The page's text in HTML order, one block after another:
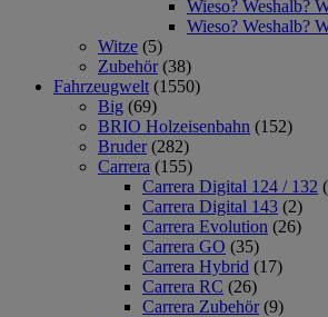
Wieso? Weshalb?
Wieso? Weshalb?
Witze (5)
Zubehör (38)
Fahrzeugwelt (1550)
Big (69)
BRIO Holzeisenbahn (152)
Bruder (282)
Carrera (155)
Carrera Digital 124 / 132
Carrera Digital 143 (2)
Carrera Evolution (26)
Carrera GO (35)
Carrera Hybrid (17)
Carrera RC (26)
Carrera Zubehör (9)